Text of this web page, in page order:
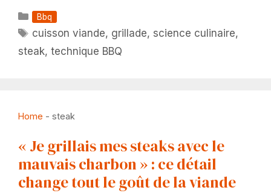
Catégories
Bbq
Étiquettes
cuisson viande, grillade, science culinaire,
steak, technique BBQ
Home - steak
« Je grillais mes steaks avec le
mauvais charbon » : ce détail
change tout le goût de la viande